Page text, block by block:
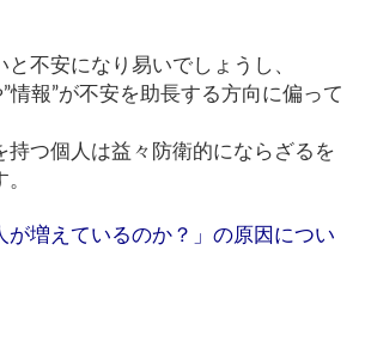
と不安になり易いでしょうし、
情報”が不安を助長する方向に偏って
持つ個人は益々防衛的にならざるを
が増えているのか？」の原因につい